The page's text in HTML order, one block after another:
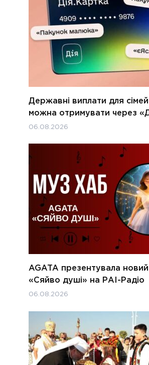
Державні виплати для сімей
можна отримувати через
06.08.2026
AGATA презентувала новий
«Сяйво душі» на РАІ-Радіо
06.08.2026